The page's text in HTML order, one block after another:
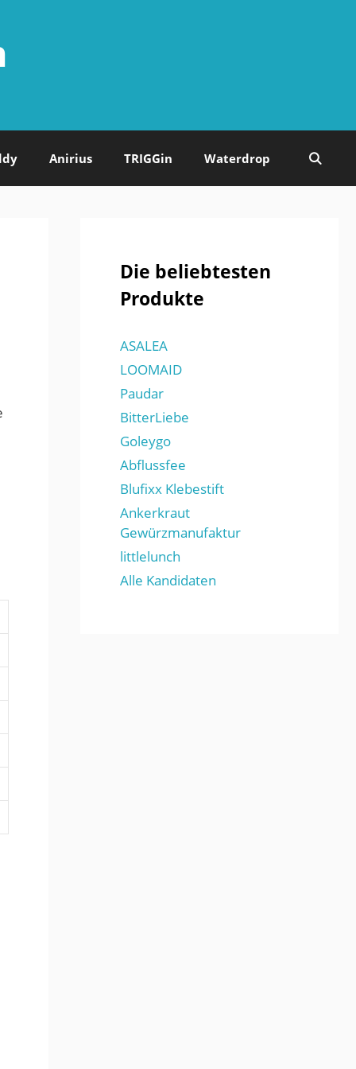
Anirius TRIGGin Waterdrop
Die beliebtesten
Produkte
ASALEA
LOOMAID
Paudar
BitterLiebe
Goleygo
Abflussfee
Blufixx Klebestift
Ankerkraut
Gewürzmanufaktur
littlelunch
Alle Kandidaten